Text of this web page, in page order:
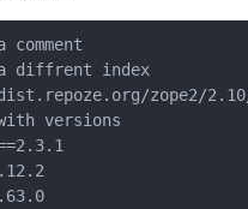
diffrent index
zope2/
versions